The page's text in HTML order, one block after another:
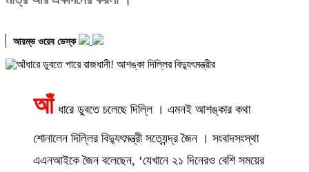
আরম্ভ ওয়েব ডেস্ক
আঁ ধারে ডুবতে চলেছে দিল্লি । এমনই আশঙ্কার কথা
শোনালেন দিল্লির বিদ্যুৎমন্ত্রী সত্যেন্দ্র জৈন । সংবাদসংস্থা
এএনআইকে জৈন বলেছেন, ‘যেখানে ২১ দিনেরও বেশি সময়ের